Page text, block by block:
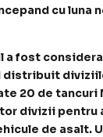
cu luna
a fost
distribuit
20 de tancuri
divizii pentru
de asalt.